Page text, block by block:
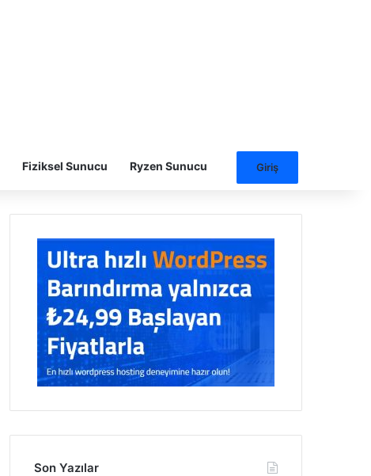
Fiziksel Sunucu Ryzen Sunucu Giriş
Son Yazılar